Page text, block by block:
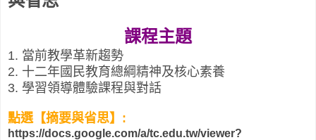
課程主題
1. 當前教學革新趨勢
2. 十二年國民教育總綱精神及核心素養
3. 學習領導體驗課程與對話
點選【摘要與省思】:
https://docs.google.com/a/tc.edu.tw/viewer?